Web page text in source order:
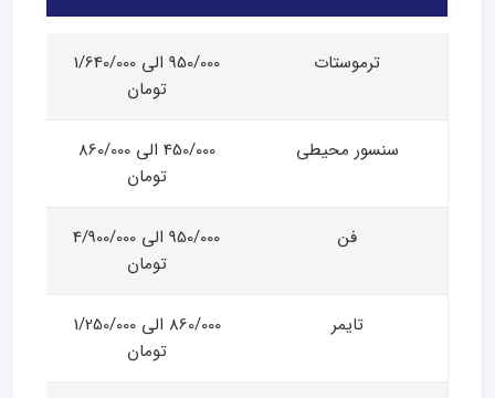
ترموستات
950/000 الی 1/640/000
تومان
سنسور محیطی
450/000 الی 860/000
تومان
فن
950/000 الی 4/900/000
تومان
تایمر
860/000 الی 1/250/000
تومان